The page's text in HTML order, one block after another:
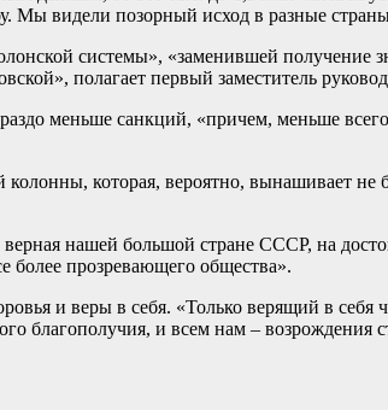
видели позорный исход в разные
системы», «заменившей получение
полагает первый заместитель
меньше санкций, «причем, меньше
которая, вероятно, вынашивает
нашей большой стране СССР, на
прозревающего общества».
и веры в себя. «Только верящий в себя
благополучия, и всем нам – возрождения